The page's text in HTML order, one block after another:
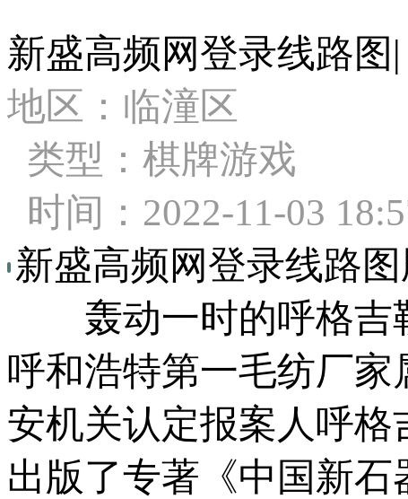
新盛高频网登录线路图|
地区：临潼区
类型：棋牌游戏
时间：2022-11-03
新盛高频网登录线路
轰动一时的呼格吉勒
呼和浩特第一毛纺厂
安机关认定报案人呼
出版了专著《中国新